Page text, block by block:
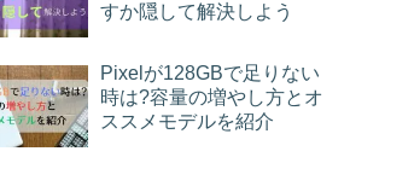
すか隠して解決しよう
Pixelが128GBで足りない
時は?容量の増やし方とオ
ススメモデルを紹介